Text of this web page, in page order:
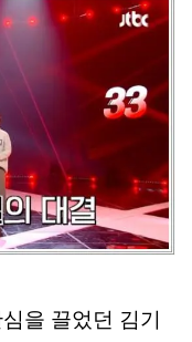
을 끌었던 김기